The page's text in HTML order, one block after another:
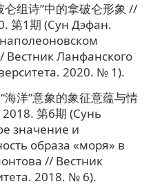
组诗”中的拿破仑形象 //
第1期 (Сун Дэфан.
Ланфанского
2020. № 1).
洋”意象的象征意蕴与情
第6期 (Сунь
значение и
образа «моря» в
// Вестник
2018. № 6).